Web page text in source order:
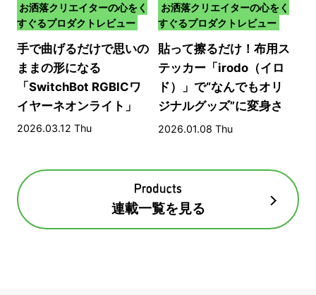
お洒落クリエイターの心をく
すぐるプロダクトレビュー
手で曲げるだけで思いの
ままの形になる
「SwitchBot RGBICワ
イヤーネオンライト」
2026.03.12 Thu
お洒落クリエイターの心をく
すぐるプロダクトレビュー
貼って擦るだけ！布用ス
テッカー「irodo（イロ
ド）」で“なんでもオリ
ジナルグッズ”に変身さ
せる方法​
2026.01.08 Thu
連載一覧を見る